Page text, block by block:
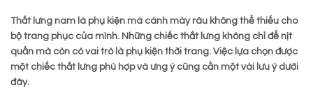
Thắt lưng nam là phụ kiện mà cánh mày râu không thể thiếu cho
bộ trang phục của mình. Những chiếc thắt lưng không chỉ để nịt
quần mà còn có vai trò là phụ kiện thời trang. Việc lựa chọn được
một chiếc thắt lưng phù hợp và ưng ý cũng cần một vài lưu ý dưới
đây.